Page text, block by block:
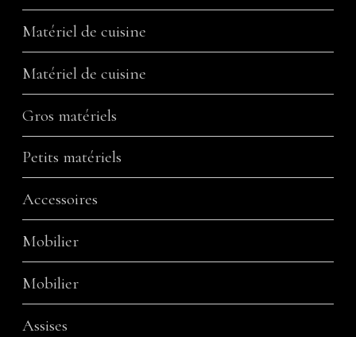
Matériel de cuisine
Matériel de cuisine
Gros matériels
Petits matériels
Accessoires
Mobilier
Mobilier
Assises